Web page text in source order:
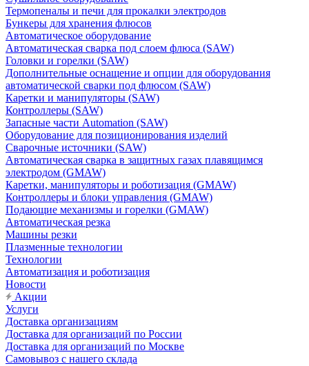
Термопеналы и печи для прокалки электродов
Бункеры для хранения флюсов
Автоматическое оборудование
Автоматическая сварка под слоем флюса (SAW)
Головки и горелки (SAW)
Дополнительные оснащение и опции для оборудования
автоматической сварки под флюсом (SAW)
Каретки и манипуляторы (SAW)
Контроллеры (SAW)
Запасные части Automation (SAW)
Оборудование для позиционирования изделий
Сварочные источники (SAW)
Автоматическая сварка в защитных газах плавящимся
электродом (GMAW)
Каретки, манипуляторы и роботизация (GMAW)
Контроллеры и блоки управления (GMAW)
Подающие механизмы и горелки (GMAW)
Автоматическая резка
Машины резки
Плазменные технологии
Технологии
Автоматизация и роботизация
Новости
Акции
Услуги
Доставка организациям
Доставка для организаций по России
Доставка для организаций по Москве
Самовывоз с нашего склада